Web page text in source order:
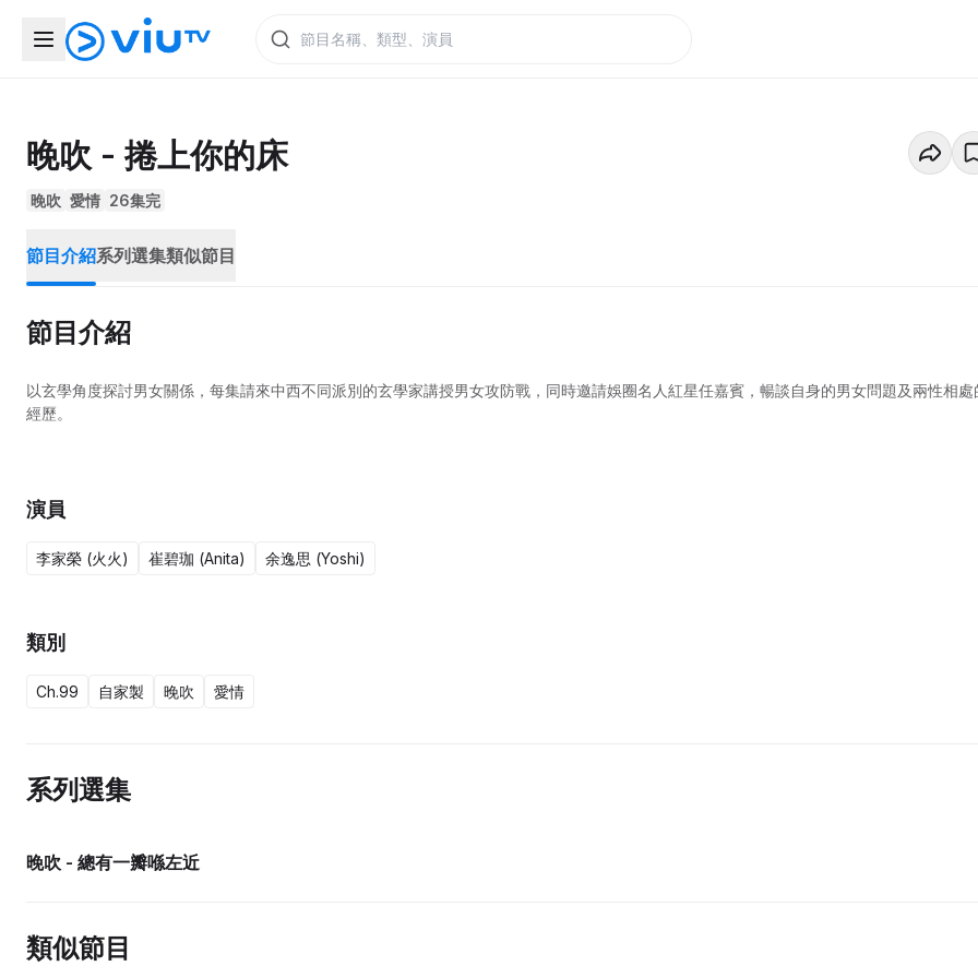
晚吹 - 捲上你的床
晚吹 愛情 26集完
節目介紹系列選集類似節目
節目介紹
以玄學角度探討男女關係，每集請來中西不同派別的玄學家講授男女攻防戰，同時邀請娛圈名人紅星任嘉賓，暢談自身的男女問題及兩性相處
經歷。
演員
李家榮 (火火) 崔碧珈 (Anita) 余逸思 (Yoshi)
類別
Ch.99 自家製 晚吹 愛情
系列選集
晚吹 - 總有一瓣喺左近
類似節目